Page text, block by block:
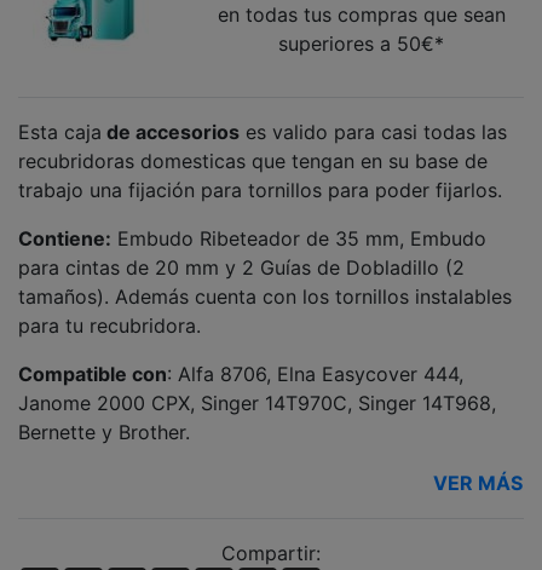
en todas tus compras que sean
superiores a 50€*
Esta caja de accesorios es valido para casi todas las
recubridoras domesticas que tengan en su base de
trabajo una fijación para tornillos para poder fijarlos.
Contiene: Embudo Ribeteador de 35 mm, Embudo
para cintas de 20 mm y 2 Guías de Dobladillo (2
tamaños). Además cuenta con los tornillos instalables
para tu recubridora.
Compatible con: Alfa 8706, Elna Easycover 444,
Janome 2000 CPX, Singer 14T970C, Singer 14T968,
Bernette y Brother.
VER MÁS
Compartir: